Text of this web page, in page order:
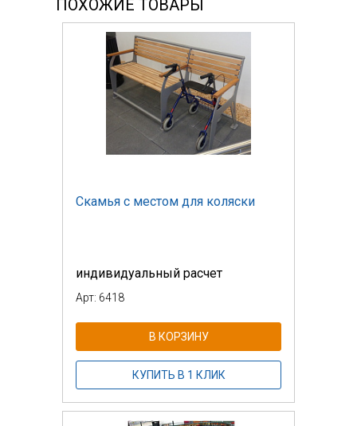
ПОХОЖИЕ ТОВАРЫ
Скамья с местом для коляски
индивидуальный расчет
Арт: 6418
В КОРЗИНУ
КУПИТЬ В 1 КЛИК